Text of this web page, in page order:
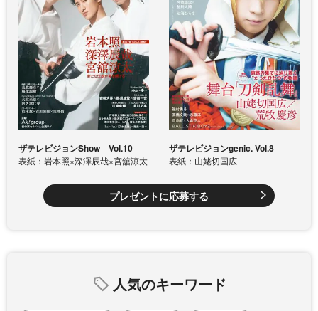
ザテレビジョンShow Vol.10
表紙：岩本照×深澤辰哉×宮舘涼太
ザテレビジョンgenic. Vol.8
表紙：山姥切国広
プレゼントに応募する
人気のキーワード